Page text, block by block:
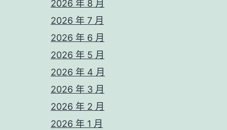
2026 年 8 月
2026 年 7 月
2026 年 6 月
2026 年 5 月
2026 年 4 月
2026 年 3 月
2026 年 2 月
2026 年 1 月